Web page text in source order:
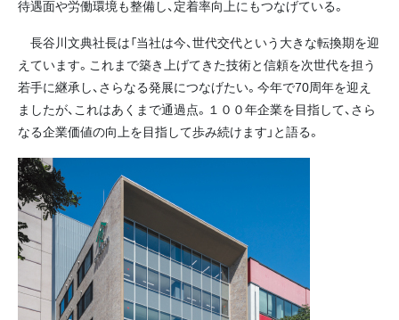
待遇面や労働環境も整備し、定着率向上にもつなげている。
長谷川文典社長は「当社は今、世代交代という大きな転換期を迎
えています。これまで築き上げてきた技術と信頼を次世代を担う
若手に継承し、さらなる発展につなげたい。今年で70周年を迎え
ましたが、これはあくまで通過点。１００年企業を目指して、さら
なる企業価値の向上を目指して歩み続けます」と語る。